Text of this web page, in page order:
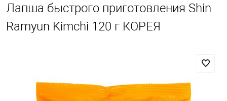
Лапша быстрого приготовления Shin
Ramyun Kimchi 120 г КОРЕЯ